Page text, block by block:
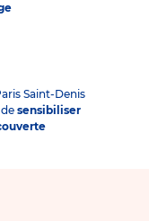
Saint-Denis
sensibiliser